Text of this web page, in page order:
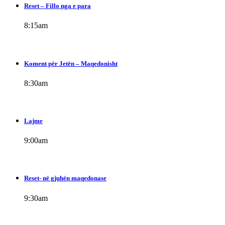
Reset – Fillo nga e para
8:15am
Koment për Jetën – Maqedonisht
8:30am
Lajme
9:00am
Reset- në gjuhën maqedonase
9:30am